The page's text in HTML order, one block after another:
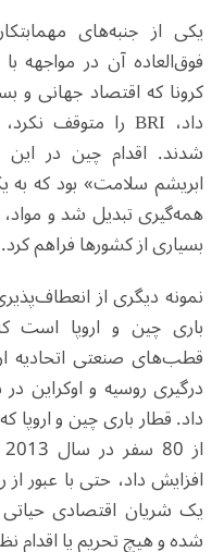
یکی از جنبه‌های
فوق‌العاده آن در
کرونا که اقتصاد جهانی و
داد، BRIرا متوقف نکرد،
شدند. اقدام چین در این
ابریشم سلامت» بود که به
همه‌گیری تبدیل شد و
بسیاری از کشورها فراهم کرد.
نمونه دیگری از
باری چین و اروپا
قطب‌های صنعتی اتحادیه
داد. قطار باری چین و اروپا
افزایش داد، حتی با عبور از
یک شریان اقتصادی
شده و هیچ تحریم یا اقدام